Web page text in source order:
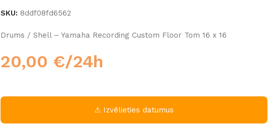
SKU: 8ddf08fd6562
Drums / Shell – Yamaha Recording Custom Floor Tom 16 x 16
20,00 €/24h
⚠ Izvēlieties datumus